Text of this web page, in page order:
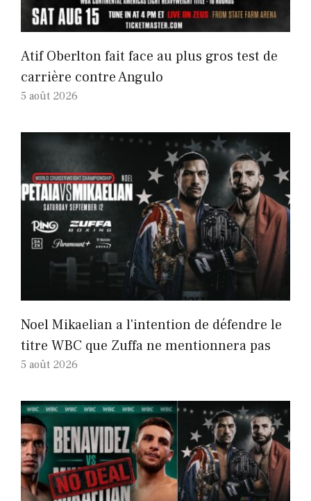
Atif Oberlton fait face au plus gros test de
carrière contre Angulo
5 août 2026
Noel Mikaelian a l'intention de défendre le
titre WBC que Zuffa ne mentionnera pas
5 août 2026